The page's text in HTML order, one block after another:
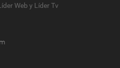
Web y Líder Tv